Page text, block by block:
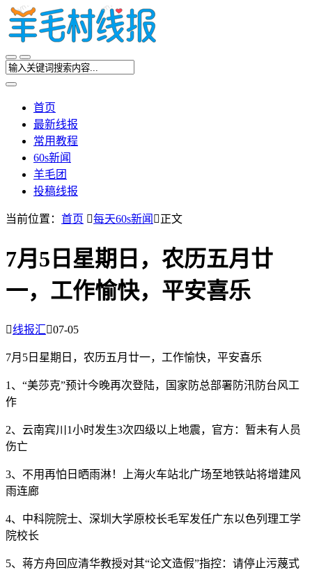
首页
最新线报
常用教程
60s新闻
羊毛团
投稿线报
当前位置： 首页 每天60s新闻 正文
7月5日星期日，农历五月廿
一，工作愉快，平安喜乐
线报汇07-05
7月5日星期日，农历五月廿一，工作愉快，平安喜乐
1、“美莎克”预计今晚再次登陆，国家防总部署防汛防台风工
作
2、云南宾川1小时发生3次四级以上地震，官方：暂未有人员
伤亡
3、不用再怕日晒雨淋！上海火车站北广场至地铁站将增建风
雨连廊
4、中科院院士、深圳大学原校长毛军发任广东以色列理工学
院校长
5、蒋方舟回应清华教授对其“论文造假”指控：请停止污蔑式